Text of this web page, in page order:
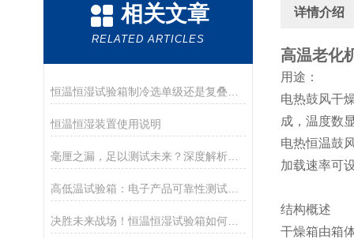
相关文章
RELATED ARTICLES
恒温恒湿装置使用说明
毫厘之漏，足以测试未来？深度解析密封设计如何重塑环境试验稳态边界
决胜未来战场！恒温恒湿试验箱如何逼出驱动电机的极限可靠？
详情介绍
高温老化
用途：
电热鼓风干
成，温度数
电热恒温鼓
加载速率可
结构概述
干燥箱由箱